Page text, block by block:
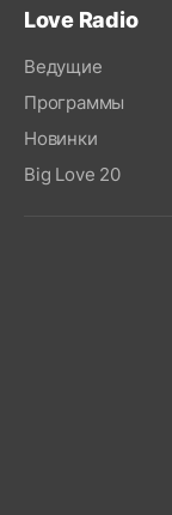
Love Radio
Ведущие
Программы
Новинки
Big Love 20